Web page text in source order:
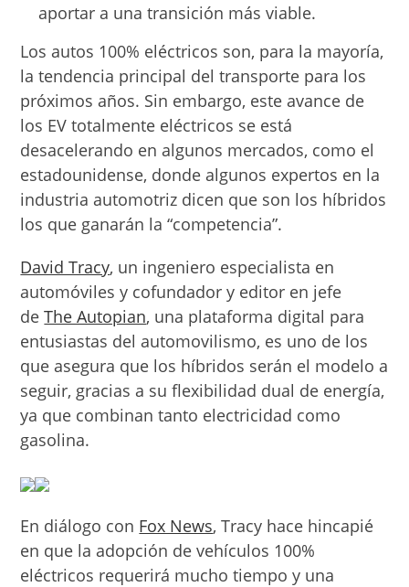
aportar a una transición más viable.
Los autos 100% eléctricos son, para la mayoría,
la tendencia principal del transporte para los
próximos años. Sin embargo, este avance de
los EV totalmente eléctricos se está
desacelerando en algunos mercados, como el
estadounidense, donde algunos expertos en la
industria automotriz dicen que son los híbridos
los que ganarán la “competencia”.
David Tracy, un ingeniero especialista en
automóviles y cofundador y editor en jefe
deThe Autopian, una plataforma digital para
entusiastas del automovilismo, es uno de los
que asegura que los híbridos serán el modelo a
seguir, gracias a su flexibilidad dual de energía,
ya que combinan tanto electricidad como
gasolina.
En diálogo con Fox News, Tracy hace hincapié
en que la adopción de vehículos 100%
eléctricos requerirá mucho tiempo y una